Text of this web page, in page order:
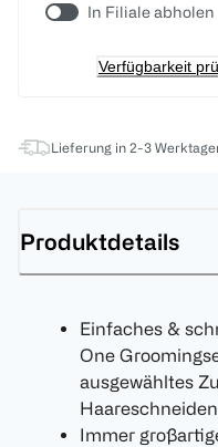
In Filiale abholen
Verfügbarkeit
Lieferung in 2-3
Produktdetails
Einfaches &
One
ausgewähltes
Haareschneiden
Immer